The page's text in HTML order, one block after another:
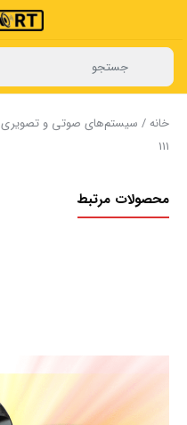
خانه/ سیستم‌های صوتی و تصویری
111
محصولات مرتبط